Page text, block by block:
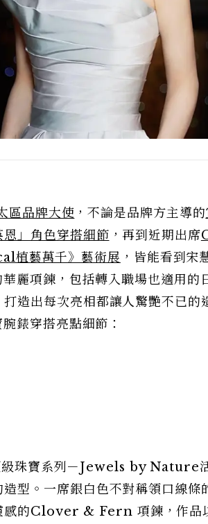
區品牌大使 ，不論是品牌方主導的
」角色穿搭細節 ，再到近期出席
植藝萬千》藝術展 ，皆能看到宋
麗項鍊，包括轉入職場也適用的
造出每次亮相都讓人驚艷不已的
錶穿搭亮點細節：
珠寶系列－Jewels by Nature
型。一席銀白色不對稱領口線條
感的Clover & Fern 項鍊，作品